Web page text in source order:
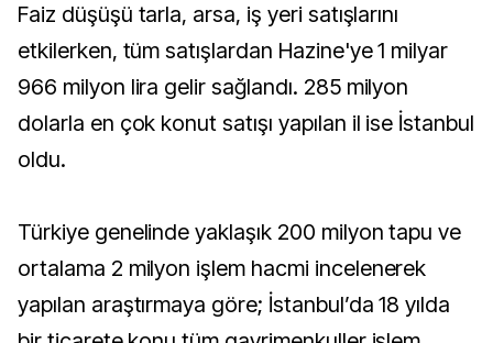
Faiz düşüşü tarla, arsa, iş yeri satışlarını
etkilerken, tüm satışlardan Hazine'ye 1 milyar
966 milyon lira gelir sağlandı. 285 milyon
dolarla en çok konut satışı yapılan il ise İstanbul
oldu.
Türkiye genelinde yaklaşık 200 milyon tapu ve
ortalama 2 milyon işlem hacmi incelenerek
yapılan araştırmaya göre; İstanbul’da 18 yılda